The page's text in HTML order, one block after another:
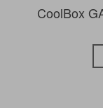
CoolBox